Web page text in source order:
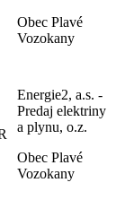
Obec Plavé
Vozokany
Energie2, a.s. -
Predaj elektriny
a plynu, o.z.
Obec Plavé
Vozokany